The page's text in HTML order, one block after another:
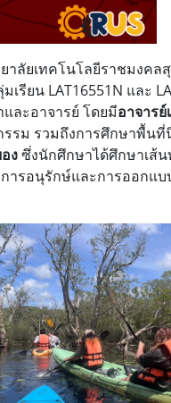
ลัยเทคโนโลยีราชมงคล
รียน LAT16551N และ
ละอาจารย์ โดยมีอาจาร
รม รวมถึงการศึกษาพื้นที่
งซึ่งนักศึกษาได้ศึกษาเส้
ารอนุรักษ์และการออกแบ